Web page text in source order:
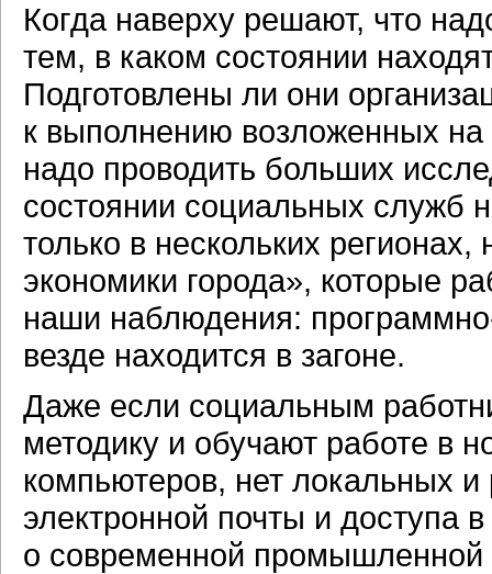
Когда наверху решают, что
тем, в каком состоянии
Подготовлены ли они
к выполнению возложенных
надо проводить больших
состоянии социальных служб
только в нескольких
экономики города», которые
наши наблюдения:
везде находится в загоне.
Даже если социальным
методику и обучают работе в
компьютеров, нет локальных и
электронной почты и доступа
о современной